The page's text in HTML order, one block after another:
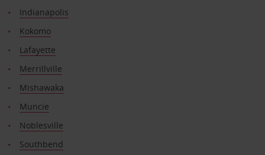
Indianapolis
Kokomo
Lafayette
Merrillville
Mishawaka
Muncie
Noblesville
Southbend